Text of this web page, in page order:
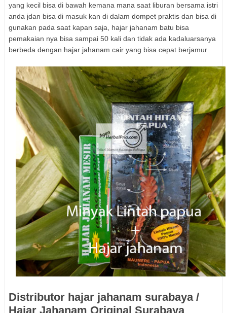
yang kecil bisa di bawah kemana mana saat liburan bersama istri
anda jdan bisa di masuk kan di dalam dompet praktis dan bisa di
gunakan pada saat kapan saja, hajar jahanam batu bisa
pemakaian nya bisa sampai 50 kali dan tidak ada kadaluarsanya
berbeda dengan hajar jahanam cair yang bisa cepat berjamur
Distributor hajar jahanam surabaya /
Hajar Jahanam Original Surabaya